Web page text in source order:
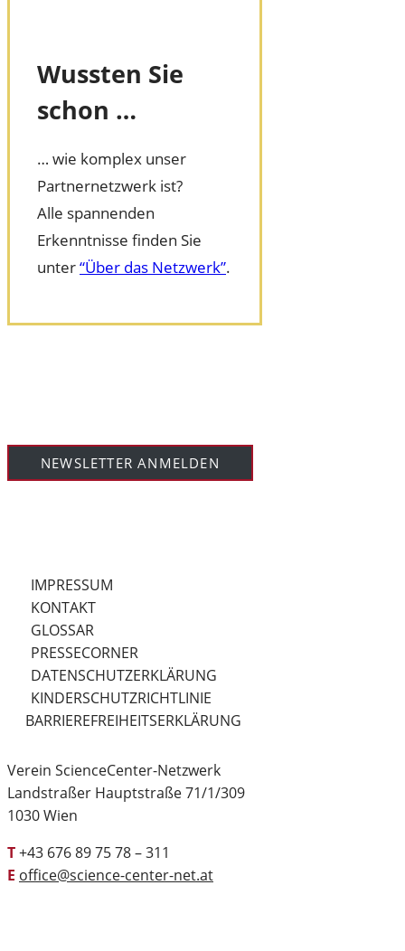
Wussten Sie
schon …
… wie komplex unser
Partnernetzwerk ist?
Alle spannenden
Erkenntnisse finden Sie
unter“Über das Netzwerk”.
NEWSLETTER ANMELDEN
IMPRESSUM
KONTAKT
GLOSSAR
PRESSECORNER
DATENSCHUTZERKLÄRUNG
KINDERSCHUTZRICHTLINIE
BARRIEREFREIHEITSERKLÄRUNG
Verein ScienceCenter-Netzwerk
Landstraßer Hauptstraße 71/1/309
1030 Wien
T+43 676 89 75 78 – 311
E office@science-center-net.at